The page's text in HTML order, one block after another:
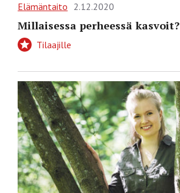
Elämäntaito 2.12.2020
Millaisessa perheessä kasvoit?
Tilaajille